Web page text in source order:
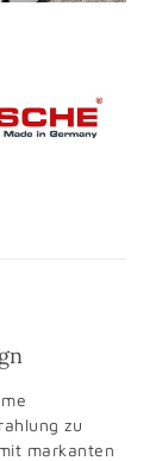
zu
markanten